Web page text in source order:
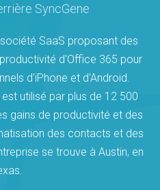
SyncGene
SaaS proposant des
d'Office 365 pour
d'iPhone et d'Android.
utilisé par plus de 12 500
gains de productivité et des
des contacts et des
se trouve à Austin, en